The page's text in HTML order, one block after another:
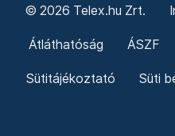
© 2026 Telex.hu Zrt.
Átláthatóság ÁSZF
Sütitájékoztató Süti